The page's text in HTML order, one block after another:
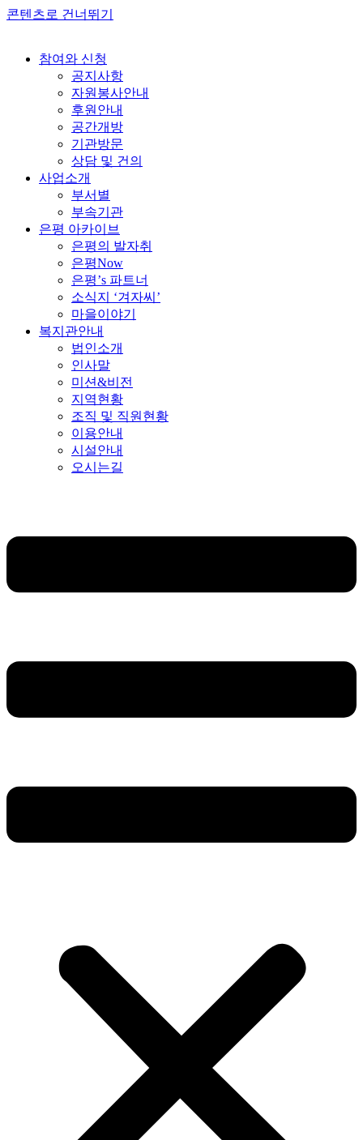
콘텐츠로 건너뛰기
참여와 신청
공지사항
자원봉사안내
후원안내
공간개방
기관방문
상담 및 건의
사업소개
부서별
부속기관
은평 아카이브
은평의 발자취
은평Now
은평’s 파트너
소식지 ‘겨자씨’
마을이야기
복지관안내
법인소개
인사말
미션&비전
지역현황
조직 및 직원현황
이용안내
시설안내
오시는길